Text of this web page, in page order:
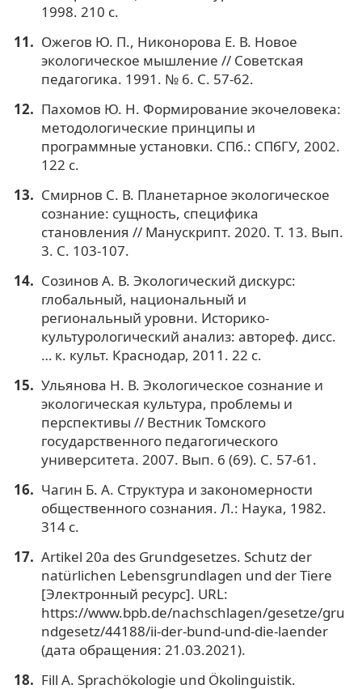
1998. 210 с.
Ожегов Ю. П., Никонорова Е. В. Новое
экологическое мышление // Советская
педагогика. 1991. № 6. С. 57-62.
Пахомов Ю. Н. Формирование экочеловека:
методологические принципы и
программные установки. СПб.: СПбГУ, 2002.
122 с.
Смирнов С. В. Планетарное экологическое
сознание: сущность, специфика
становления // Манускрипт. 2020. Т. 13. Вып.
3. С. 103-107.
Созинов А. В. Экологический дискурс:
глобальный, национальный и
региональный уровни. Историко-
культурологический анализ: автореф. дисс.
… к. культ. Краснодар, 2011. 22 с.
Ульянова Н. В. Экологическое сознание и
экологическая культура, проблемы и
перспективы // Вестник Томского
государственного педагогического
университета. 2007. Вып. 6 (69). С. 57-61.
Чагин Б. А. Структура и закономерности
общественного сознания. Л.: Наука, 1982.
314 c.
Artikel 20a des Grundgesetzes. Schutz der
natürlichen Lebensgrundlagen und der Tiere
[Электронный ресурс]. URL:
https://www.bpb.de/nachschlagen/gesetze/gru
ndgesetz/44188/ii-der-bund-und-die-laender
(дата обращения: 21.03.2021).
Fill A. Sprachökologie und Ökolinguistik.